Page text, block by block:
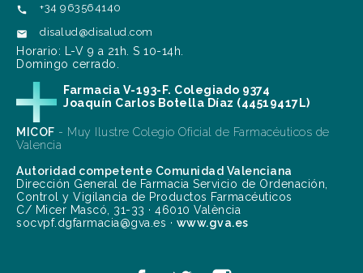
 +34 963564140
 disalud@disalud.com
Horario: L-V 9 a 21h. S 10-14h.
Domingo cerrado.
Farmacia V-193-F. Colegiado 9374
Joaquín Carlos Botella Díaz (44519417L)
MICOF - Muy Ilustre Colegio Oficial de Farmacéuticos de
Valencia
Autoridad competente Comunidad Valenciana
Dirección General de Farmacia Servicio de Ordenación,
Control y Vigilancia de Productos Farmacéuticos
C/ Micer Mascó, 31-33 · 46010 València
socvpf.dgfarmacia@gva.es · www.gva.es